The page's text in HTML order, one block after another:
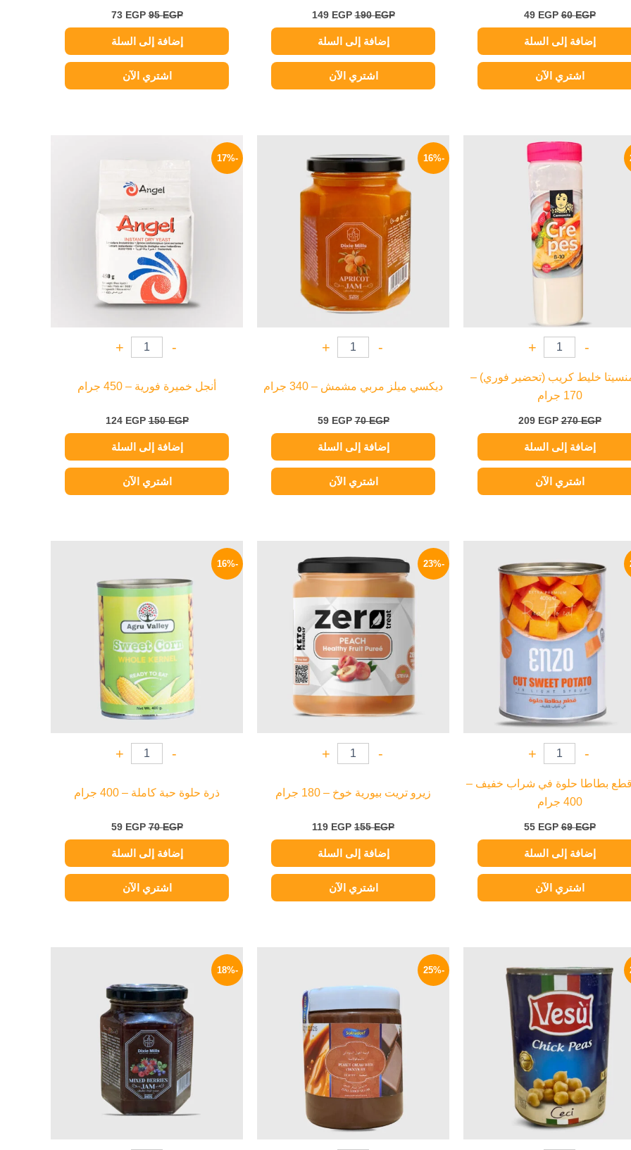
60EGP
49 EGP
إضافة إلى السلة
اشتري الآن
190EGP
149 EGP
إضافة إلى السلة
اشتري الآن
95EGP
73 EGP
إضافة إلى السلة
اشتري الآن
-
+
خليط كريب (تحضير فوري) –
170 جرام
270EGP
السعر
الأصلي
هو:
209 EGP
إضافة إلى السلة
اشتري الآن
-16%
-
+
ديكسي ميلز مربي مشمش – 340 جرام
70EGP
الأصلي
هو:
70 EGP.
59 EGP
هو:
59 EGP.
إضافة إلى السلة
اشتري الآن
-17%
-
+
أنجل خميرة فورية – 450 جرام
150EGP
124 EGP
إضافة إلى السلة
اشتري الآن
-
+
قطع بطاطا حلوة في شراب خفيف –
400 جرام
69EGP
الأصلي
هو:
69 EGP.
55 EGP
هو:
55 EGP.
إضافة إلى السلة
اشتري الآن
-23%
-
+
زيرو تريت بيورية خوخ – 180 جرام
155EGP
الأصلي
هو:
155 EGP.
119 EGP
الحالي
هو:
119 EGP.
إضافة إلى السلة
اشتري الآن
-16%
-
+
ذرة حلوة حبة كاملة – 400 جرام
70EGP
70 EGP.
59 EGP
59 EGP.
إضافة إلى السلة
اشتري الآن
الأصلي
هو:
100 EGP.
الحالي
هو:
-25%
320 EGP.
239 EGP.
-18%
60 EGP.
49 EGP.